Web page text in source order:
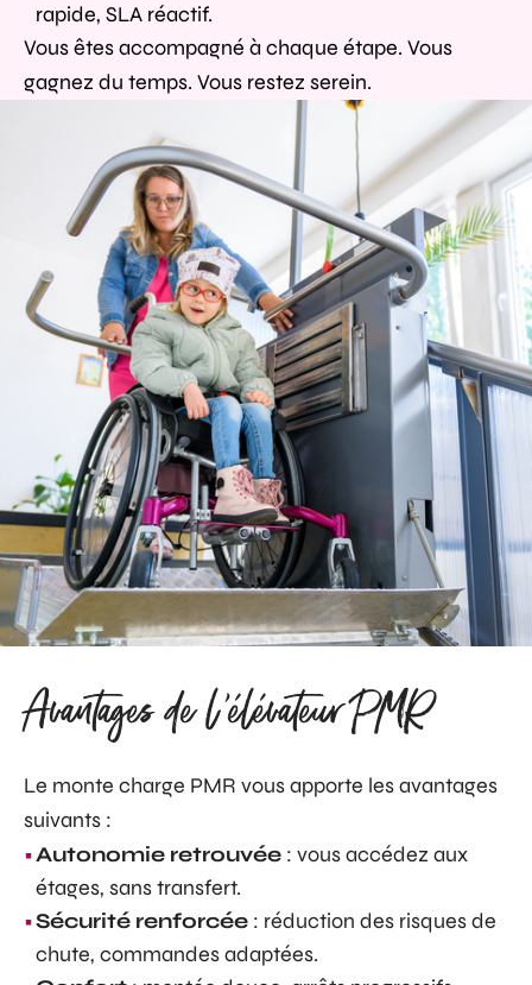
rapide, SLA réactif.
Vous êtes accompagné à chaque étape. Vous
gagnez du temps. Vous restez serein.
Avantages de l'élévateur PMR
Le monte charge PMR vous apporte les avantages
suivants :
Autonomie retrouvée : vous accédez aux
étages, sans transfert.
Sécurité renforcée : réduction des risques de
chute, commandes adaptées.